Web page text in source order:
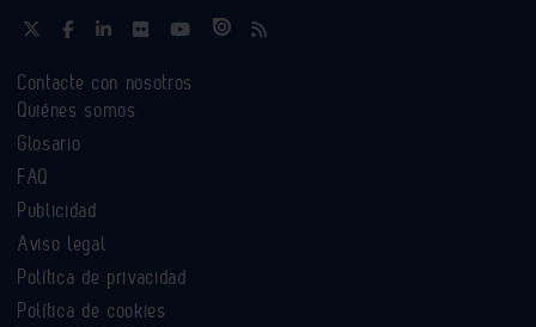
Contacte con nosotros
Quiénes somos
Glosario
FAQ
Publicidad
Aviso legal
Política de privacidad
Política de cookies